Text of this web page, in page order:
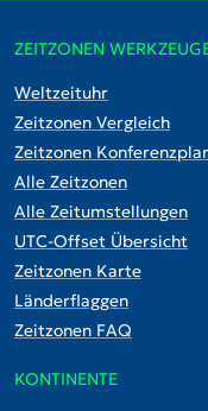
ZEITZONEN
Weltzeituhr
Zeitzonen Vergleich
Zeitzonen
Alle Zeitzonen
Alle Zeitumstellungen
UTC-Offset Übersicht
Zeitzonen Karte
Länderflaggen
Zeitzonen FAQ
KONTINENTE